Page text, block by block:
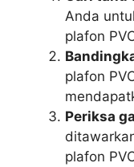
Anda
plafon
plafon
Periksa
plafon